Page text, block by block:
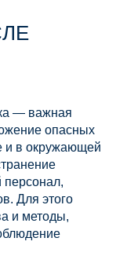
— важная
опасных
и в окружающей
Для этого
и методы,